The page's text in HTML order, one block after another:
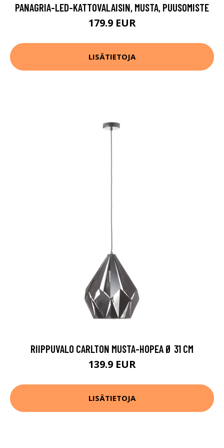
PANAGRIA-LED-KATTOVALAISIN, MUSTA, PUUSOMISTE
179.9 EUR
LISÄTIETOJA
RIIPPUVALO CARLTON MUSTA-HOPEA Ø 31 CM
139.9 EUR
LISÄTIETOJA